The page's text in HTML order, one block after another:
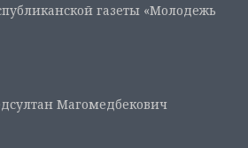
газеты «Молодежь
Магомедбекович